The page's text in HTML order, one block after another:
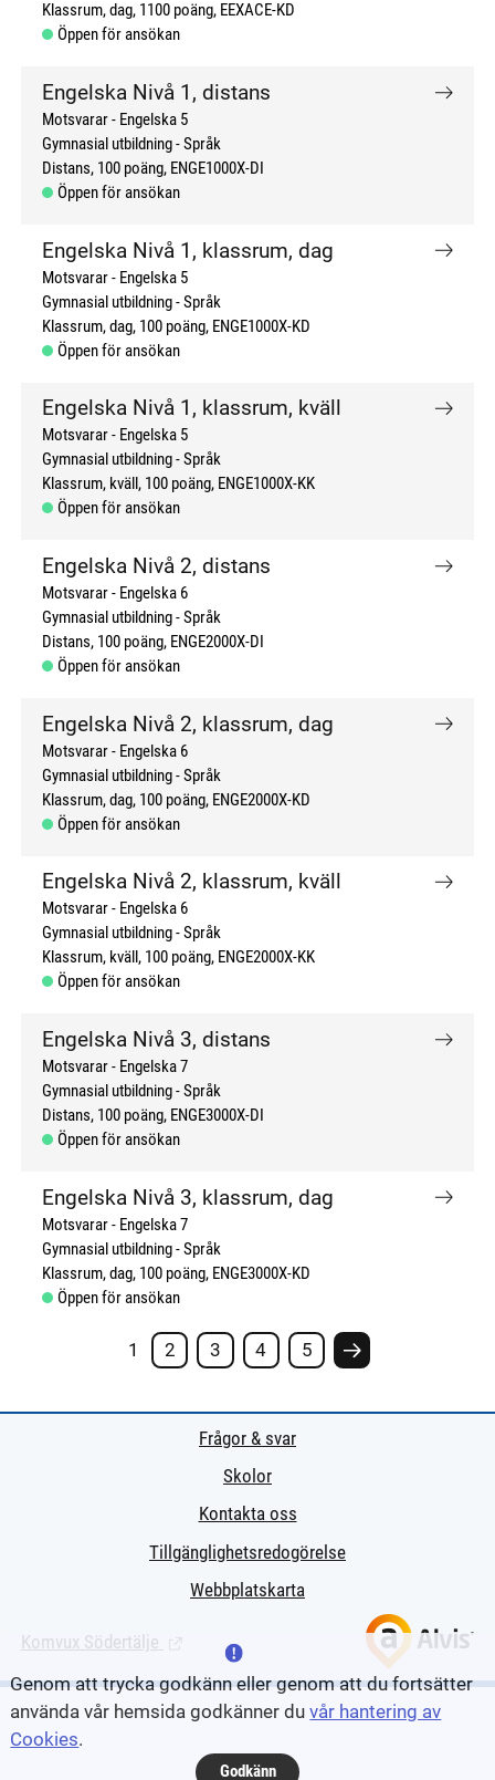
Klassrum, dag 1100 poäng EEXACE-KD
Öppen för ansökan
Engelska Nivå 1, distans
Motsvarar - Engelska 5
Gymnasial utbildning Språk
Distans 100 poäng ENGE1000X-DI
Öppen för ansökan
Engelska Nivå 1, klassrum, dag
Motsvarar - Engelska 5
Gymnasial utbildning Språk
Klassrum, dag 100 poäng ENGE1000X-KD
Öppen för ansökan
Engelska Nivå 1, klassrum, kväll
Motsvarar - Engelska 5
Gymnasial utbildning Språk
Klassrum, kväll
100 poäng ENGE1000X-KK
Öppen för ansökan
Engelska Nivå 2, distans
Motsvarar - Engelska 6
Gymnasial utbildning Språk
Distans 100 poäng ENGE2000X-DI
Öppen för ansökan
Engelska Nivå 2, klassrum, dag
Motsvarar - Engelska 6
Gymnasial utbildning Språk
Klassrum, dag 100 poäng ENGE2000X-KD
Öppen för ansökan
Engelska Nivå 2, klassrum, kväll
Motsvarar - Engelska 6
Gymnasial utbildning Språk
Klassrum, kväll
100 poäng ENGE2000X-KK
Öppen för ansökan
Engelska Nivå 3, distans
Motsvarar - Engelska 7
Gymnasial utbildning Språk
Distans 100 poäng ENGE3000X-DI
Öppen för ansökan
Engelska Nivå 3, klassrum, dag
Motsvarar - Engelska 7
Gymnasial utbildning Språk
Klassrum, dag 100 poäng ENGE3000X-KD
Öppen för ansökan
1 2 3 4 5
Nästa sida #
Frågor & svar
Skolor
Kontakta oss
Tillgänglighetsredogörelse
Webbplatskarta
Komvux Södertälje (Länk till extern sida.)
Genom att trycka godkänn eller genom att du fortsätter
använda vår hemsida godkänner duvår hantering av
Cookies.
Godkänn